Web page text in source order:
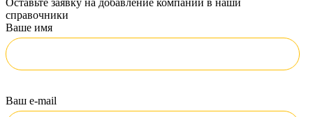
Оставьте заявку на добавление компании в наши
справочники
Ваше имя
Ваш e-mail